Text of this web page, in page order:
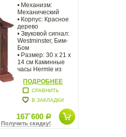
• Механизм:
Механический
• Корпус: Красное
дерево
• Звуковой сигнал:
Westminster, Бим-
Бом
• Размер: 30 х 21 х
14 см Каминные
часы Hermle из
древесины
ПОДРОБНЕЕ
СРАВНИТЬ
В ЗАКЛАДКИ
167`600 Р
Получить скидку!